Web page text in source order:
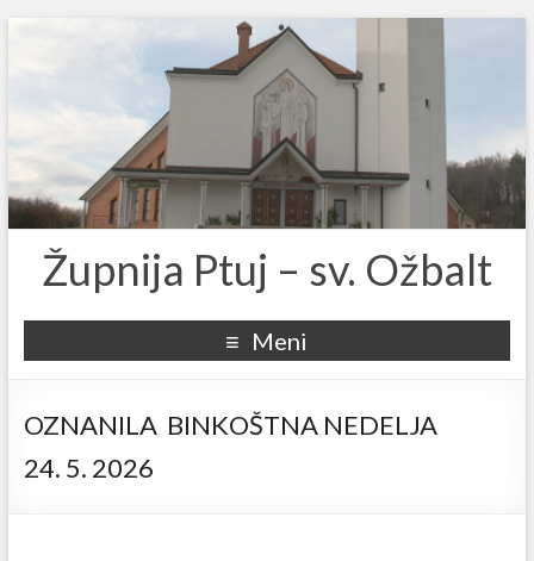
Župnija Ptuj – sv. Ožbalt
Meni
OZNANILA BINKOŠTNA NEDELJA
24. 5. 2026